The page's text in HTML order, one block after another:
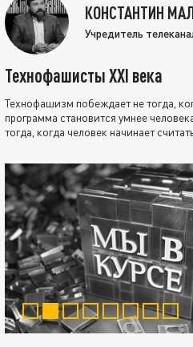
КОНСТАНТИН
Учредитель
Технофашисты XXI века
Технофашизм побеждает не тогда,
программа становится умнее
тогда, когда человек начинает